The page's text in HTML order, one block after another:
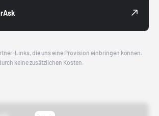
Links, die uns eine Provision einbringen können.
keine zusätzlichen Kosten.